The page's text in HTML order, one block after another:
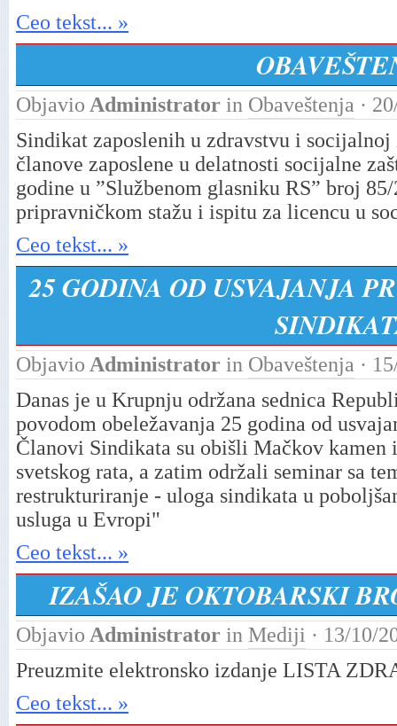
Ceo tekst... »
Objavio Administrator in Obaveštenja ·
Sindikat zaposlenih u zdravstvu i
članove zaposlene u delatnosti socijalne
godine u ”Službenom glasniku RS” broj
pripravničkom stažu i ispitu za licencu u
Ceo tekst... »
25 GODINA OD USVAJANJA
Objavio Administrator in Obaveštenja ·
Danas je u Krupnju održana sednica
povodom obeležavanja 25 godina od
Članovi Sindikata su obišli Mačkov kamen
svetskog rata, a zatim održali seminar sa
restrukturiranje - uloga sindikata u
usluga u Evropi"
Ceo tekst... »
IZAŠAO JE OKTOBARSKI
Objavio Administrator in Mediji · 13/10/
Preuzmite elektronsko izdanje LISTA
Ceo tekst... »